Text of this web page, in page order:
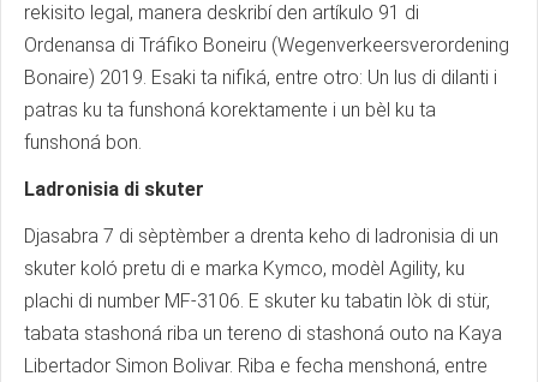
rekisito legal, manera deskribí den artíkulo 91 di
Ordenansa di Tráfiko Boneiru (Wegenverkeersverordening
Bonaire) 2019. Esaki ta nifiká, entre otro: Un lus di dilanti i
patras ku ta funshoná korektamente i un bèl ku ta
funshoná bon.
Ladronisia di skuter
Djasabra 7 di sèptèmber a drenta keho di ladronisia di un
skuter koló pretu di e marka Kymco, modèl Agility, ku
plachi di number MF-3106. E skuter ku tabatin lòk di stür,
tabata stashoná riba un tereno di stashoná outo na Kaya
Libertador Simon Bolivar. Riba e fecha menshoná, entre